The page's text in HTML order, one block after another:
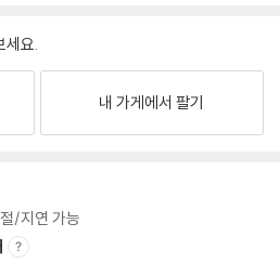
세요.
내 가게에서 팔기
/지연 가능